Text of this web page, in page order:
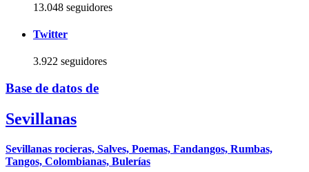
13.048 seguidores
Twitter
3.922 seguidores
Base de datos de
Sevillanas
Sevillanas rocieras, Salves, Poemas, Fandangos, Rumbas,
Tangos, Colombianas, Bulerías